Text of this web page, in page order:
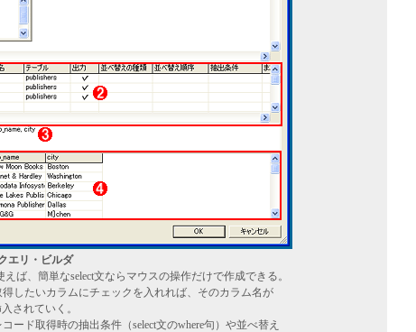
エリ・ビルダ
ば、簡単なselect文ならマウスの操作だけで作成できる。
したいカラムにチェックを入れれば、そのカラム名が
されていく。
ード取得時の抽出条件（select文のwhere句）や並べ替え